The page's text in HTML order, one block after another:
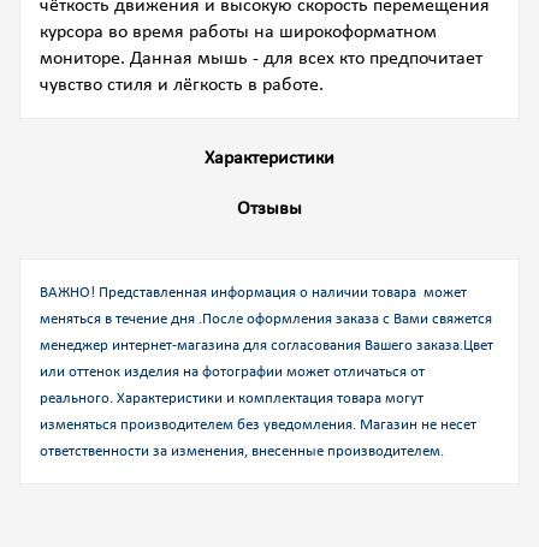
чёткость движения и высокую скорость перемещения
курсора во время работы на широкоформатном
мониторе. Данная мышь - для всех кто предпочитает
чувство стиля и лёгкость в работе.
Характеристики
Отзывы
ВАЖНО! Представленная информация о наличии товара может
меняться в течение дня .После оформления заказа с Вами свяжется
менеджер интернет-магазина для согласования Вашего заказа.Цвет
или оттенок изделия на фотографии может отличаться от
реального. Характеристики и комплектация товара могут
изменяться производителем без уведомления. Магазин не несет
ответственности за изменения, внесенные производителем.